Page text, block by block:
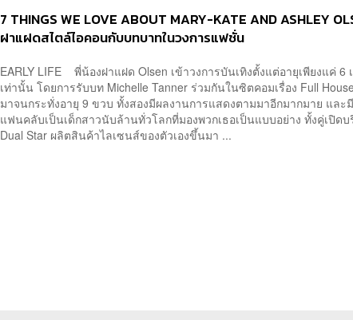
7 THINGS WE LOVE ABOUT MARY-KATE AND ASHLEY
ฝาแฝดสไตล์ไอคอนกับบทบาทในวงการแฟชั่น
EARLY LIFE พี่น้องฝาแฝด Olsen เข้าวงการบันเทิงตั้งแต่อายุเพียงแค่ 6
เท่านั้น โดยการรับบท Michelle Tanner ร่วมกันในซิตคอมเรื่อง Full
มาจนกระทั่งอายุ 9 ขวบ ทั้งสองมีผลงานการแสดงตามมาอีกมากมาย และ
แฟนคลับเป็นเด็กสาวนับล้านทั่วโลกที่มองพวกเธอเป็นแบบอย่าง ทั้งคู่เปิด
Dual Star ผลิตสินค้าไลเซนส์ของตัวเองขึ้นมา ...